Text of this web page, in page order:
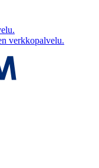
verkkopalvelu.